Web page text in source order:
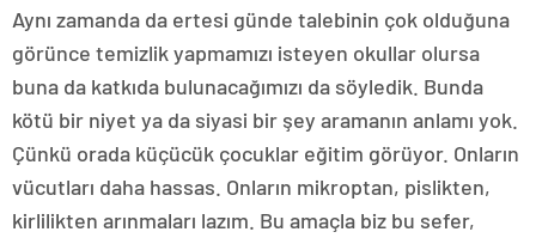
Aynı zamanda da ertesi günde talebinin çok olduğuna
görünce temizlik yapmamızı isteyen okullar olursa
buna da katkıda bulunacağımızı da söyledik. Bunda
kötü bir niyet ya da siyasi bir şey aramanın anlamı yok.
Çünkü orada küçücük çocuklar eğitim görüyor. Onların
vücutları daha hassas. Onların mikroptan, pislikten,
kirlilikten arınmaları lazım. Bu amaçla biz bu sefer,